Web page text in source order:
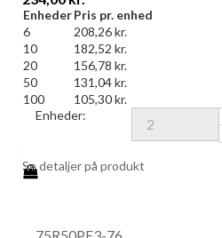
EnhederPris pr. enhed
6
208,26 kr.
10
182,52 kr.
20
156,78 kr.
50
131,04 kr.
100
105,30 kr.
Enheder:
Se detaljer på produkt